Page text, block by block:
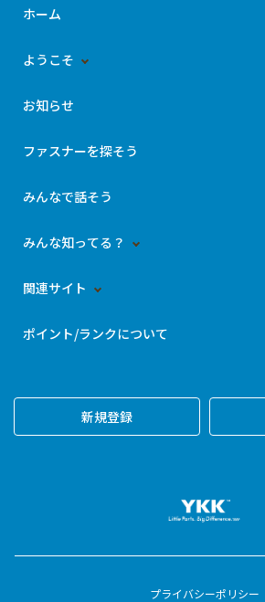
ホーム
ようこそ
お知らせ
ファスナーを探そう
みんなで話そう
みんな知ってる？
関連サイト
ポイント/ランクについて
新規登録
プライバシーポリシー